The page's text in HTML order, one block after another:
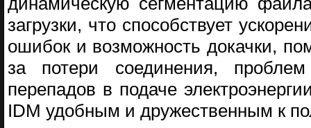
загрузки, что способствует
ошибок и возможность докачки,
за потери соединения,
перепадов в подаче
IDM удобным и дружественным к